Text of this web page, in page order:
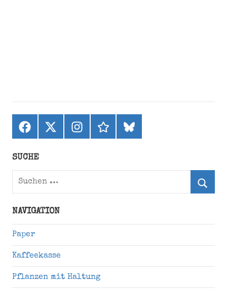
Facebook
X
(ehemals
Instagramthreadsbluesky
SUCHE
Suchen
NAVIGATION
Paper
Kaffeekasse
Pflanzen mit Haltung